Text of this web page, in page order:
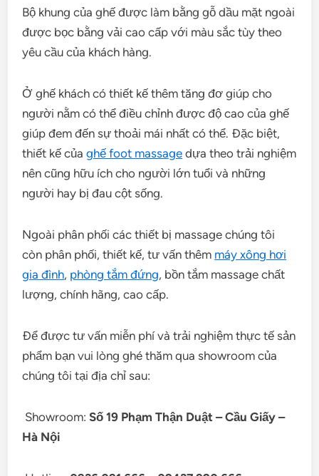
Bộ khung của ghế được làm bằng gỗ dầu mặt ngoài
được bọc bằng vải cao cấp với màu sắc tùy theo
yêu cầu của khách hàng.
Ở ghế khách có thiết kế thêm tăng đơ giúp cho
người nằm có thể điều chỉnh được độ cao của ghế
giúp đem đến sự thoải mái nhất có thể. Đặc biệt,
thiết kế củaghế foot massage dựa theo trải nghiệm
nên cũng hữu ích cho người lớn tuổi và những
người hay bị đau cột sống.
Ngoài phân phối các thiết bị massage chúng tôi
còn phân phối, thiết kế, tư vấn thêm máy xông hơi
gia đình, phòng tắm đứng, bồn tắm massage chất
lượng, chính hãng, cao cấp.
Để được tư vấn miễn phí và trải nghiệm thực tế sản
phẩm bạn vui lòng ghé thăm qua showroom của
chúng tôi tại địachỉ sau:
Showroom:Số 19 Phạm Thận Duật – Cầu Giấy –
Hà Nội